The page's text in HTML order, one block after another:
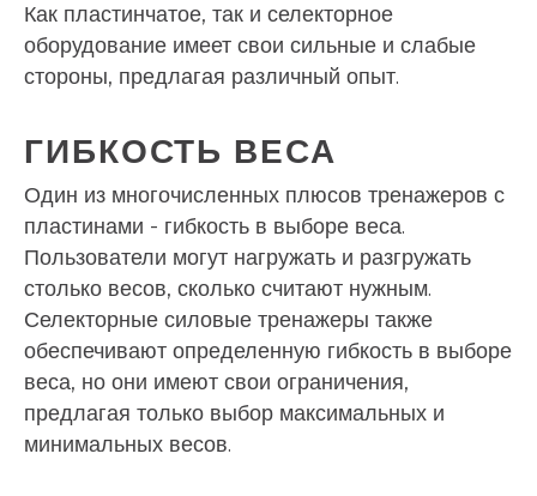
Как пластинчатое, так и селекторное
оборудование имеет свои сильные и слабые
стороны, предлагая различный опыт.
ГИБКОСТЬ ВЕСА
Один из многочисленных плюсов тренажеров с
пластинами - гибкость в выборе веса.
Пользователи могут нагружать и разгружать
столько весов, сколько считают нужным.
Селекторные силовые тренажеры также
обеспечивают определенную гибкость в выборе
веса, но они имеют свои ограничения,
предлагая только выбор максимальных и
минимальных весов.